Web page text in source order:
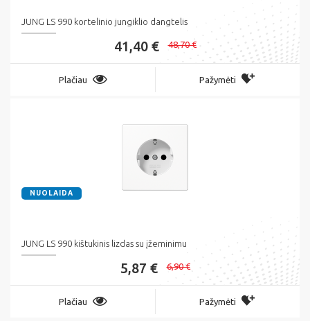
JUNG LS 990 kortelinio jungiklio dangtelis
41,40 € 48,70 €
Plačiau Pažymėti
NUOLAIDA
JUNG LS 990 kištukinis lizdas su įžeminimu
5,87 € 6,90 €
Plačiau Pažymėti